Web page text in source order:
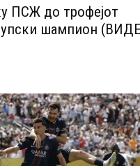
ПСЖ до трофејот
шампион